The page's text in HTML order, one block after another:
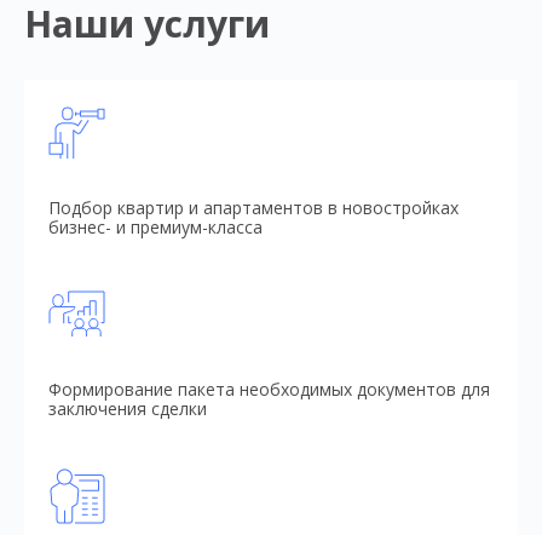
Наши услуги
Подбор квартир и апартаментов в новостройках
бизнес- и премиум-класса
Формирование пакета необходимых документов для
заключения сделки